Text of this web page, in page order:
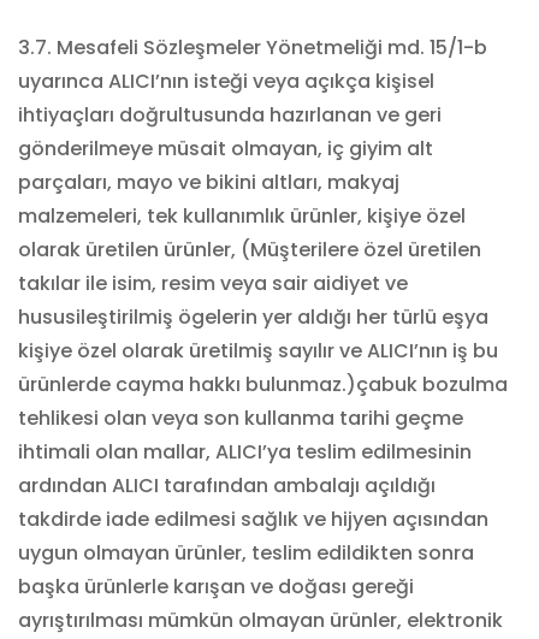
3.7. Mesafeli Sözleşmeler Yönetmeliği md. 15/1-b
uyarınca ALICI’nın isteği veya açıkça kişisel
ihtiyaçları doğrultusunda hazırlanan ve geri
gönderilmeye müsait olmayan, iç giyim alt
parçaları, mayo ve bikini altları, makyaj
malzemeleri, tek kullanımlık ürünler, kişiye özel
olarak üretilen ürünler, (Müşterilere özel üretilen
takılar ile isim, resim veya sair aidiyet ve
hususileştirilmiş ögelerin yer aldığı her türlü eşya
kişiye özel olarak üretilmiş sayılır ve ALICI’nın iş bu
ürünlerde cayma hakkı bulunmaz.)çabuk bozulma
tehlikesi olan veya son kullanma tarihi geçme
ihtimali olan mallar, ALICI’ya teslim edilmesinin
ardından ALICI tarafından ambalajı açıldığı
takdirde iade edilmesi sağlık ve hijyen açısından
uygun olmayan ürünler, teslim edildikten sonra
başka ürünlerle karışan ve doğası gereği
ayrıştırılması mümkün olmayan ürünler, elektronik